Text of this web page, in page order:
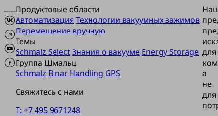
Продуктовые области
Автоматизация Технологии вакуумных зажимов
Перемещение вручную
Темы
Schmalz SelectЗнания о вакууме Energy Storage
Группа Шмальц
Schmalz Binar Handling GPS
Свяжитесь с нами
T: +7 495 9671248
для
а
не
для